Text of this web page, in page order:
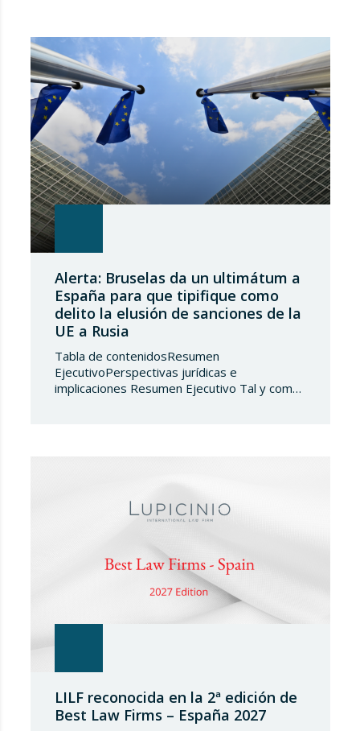
Alerta: Bruselas da un ultimátum a
España para que tipifique como
delito la elusión de sanciones de la
UE a Rusia
Tabla de contenidosResumen
EjecutivoPerspectivas jurídicas e
implicaciones Resumen Ejecutivo Tal y como
transposición de la…
LILF reconocida en la 2ª edición de
Best Law Firms – España 2027